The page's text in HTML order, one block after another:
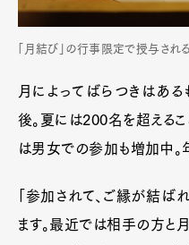
「月結び」の行事限定で授与され
月によってばらつきはあ
後。夏には200名を超える
は男女での参加も増加中。
「参加されて、ご縁が結
ます。最近では相手の方と